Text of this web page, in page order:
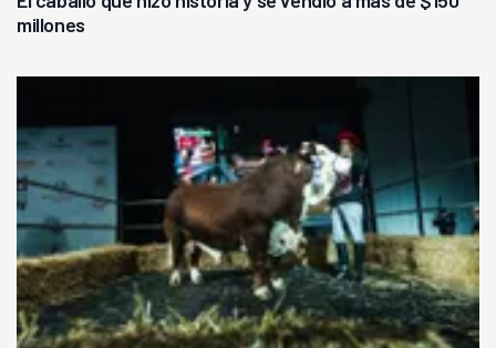
millones